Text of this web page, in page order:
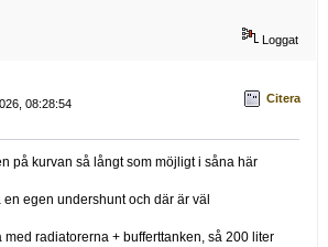
Loggat
08:28:54
Citera
på kurvan så långt som möjligt i såna här
egen undershunt och där är väl
radiatorerna + bufferttanken, så 200 liter